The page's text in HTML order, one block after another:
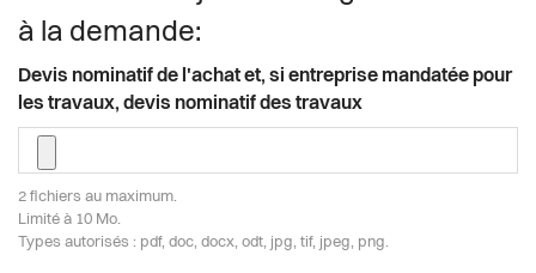
à la demande:
Devis nominatif de l'achat et, si entreprise mandatée pour
les travaux, devis nominatif des travaux
2 fichiers au maximum.
Limité à 10 Mo.
Types autorisés : pdf, doc, docx, odt, jpg, tif, jpeg, png.